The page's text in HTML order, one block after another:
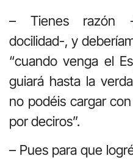
– Tienes razón
docilidad-, y
“cuando venga el
guiará hasta la
no podéis cargar
por deciros”.
– Pues para que